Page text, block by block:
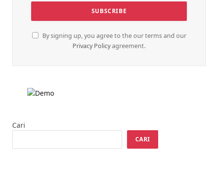
By signing up, you agree to the our terms and our
Privacy Policyagreement.
Cari
CARI